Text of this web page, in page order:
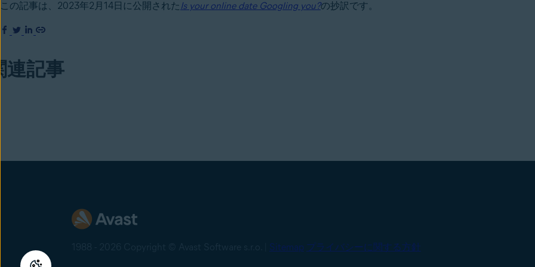
この記事は、2023年2月14日に公開された Is your online date Googling you?の抄訳です。
連記事
Sitemap プライバシーに関する方針